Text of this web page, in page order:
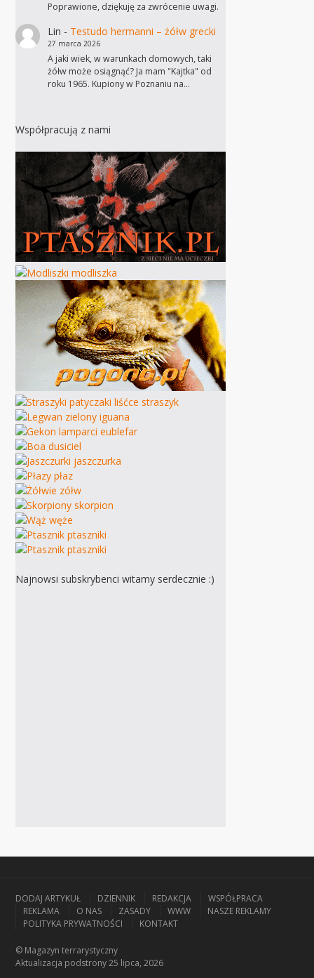
Poprawione, dziękuję za zwrócenie uwagi.
Lin - Testudo hermanni – żółw grecki
27 marca 2026
A jaki wiek, w warunkach domowych, taki
żółw może osiągnąć? Ja mam "Kajtka" od
roku 1965. Kupiony w Poznaniu na…
Współpracują z nami
Najnowsi subskrybenci witamy serdecznie :)
DODAJ ARTYKUŁ DZIENNIK REDAKCJA
WSPÓŁPRACA
REKLAMA
O NAS ZASADY WWW
NASZE REKLAMY
POLITYKA PRYWATNOŚCI
KONTAKT
© Magazyn terrarystyczny
Aktualizacja podstrony 25 lipca, 2026